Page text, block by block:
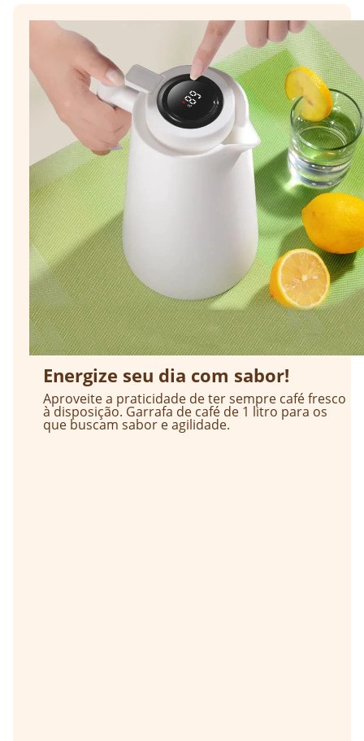
Energize seu dia com sabor!
Aproveite a praticidade de ter sempre café fresco
à disposição. Garrafa de café de 1 litro para os
que buscam sabor e agilidade.